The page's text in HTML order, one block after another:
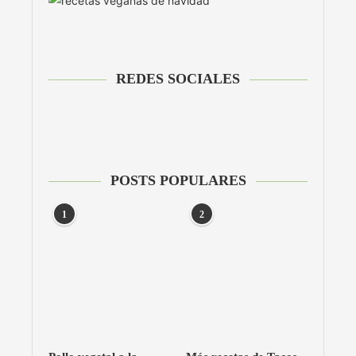
REDES SOCIALES
POSTS POPULARES
1 2